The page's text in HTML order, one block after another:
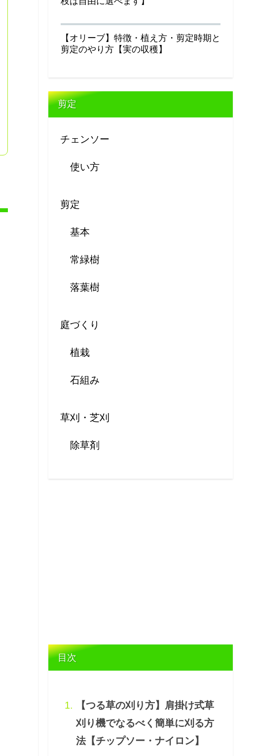
【オリーブ】特徴・植え方・剪定時期と
剪定のやり方【実の収穫】
剪定
チェンソー
使い方
剪定
基本
常緑樹
落葉樹
庭づくり
植栽
石組み
草刈・芝刈
除草剤
目次
【つる草の刈り方】肩掛け式草
刈り機でなるべく簡単に刈る方
法【チップソー・ナイロン】